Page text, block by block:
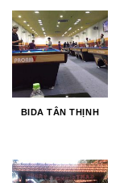
BIDA TÂN THỊNH